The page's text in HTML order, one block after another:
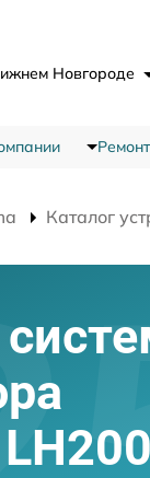
Новгороде
Каталог